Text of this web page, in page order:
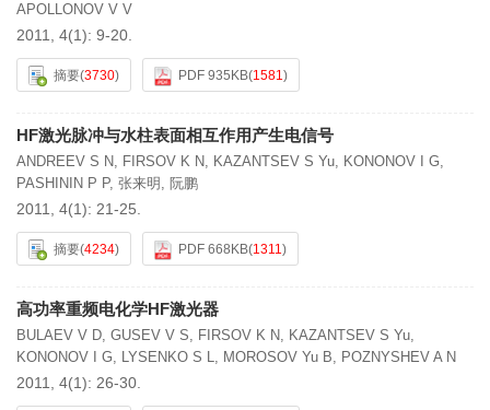
APOLLONOV V V
2011, 4(1): 9-20.
摘要(3730) PDF 935KB(1581)
HF激光脉冲与水柱表面相互作用产生电信号
ANDREEV S N, FIRSOV K N, KAZANTSEV S Yu, KONONOV I G,
PASHININ P P, 张来明 , 阮鹏
2011, 4(1): 21-25.
摘要(4234) PDF 668KB(1311)
高功率重频电化学HF激光器
BULAEV V D, GUSEV V S, FIRSOV K N, KAZANTSEV S Yu,
KONONOV I G, LYSENKO S L, MOROSOV Yu B, POZNYSHEV A N
2011, 4(1): 26-30.